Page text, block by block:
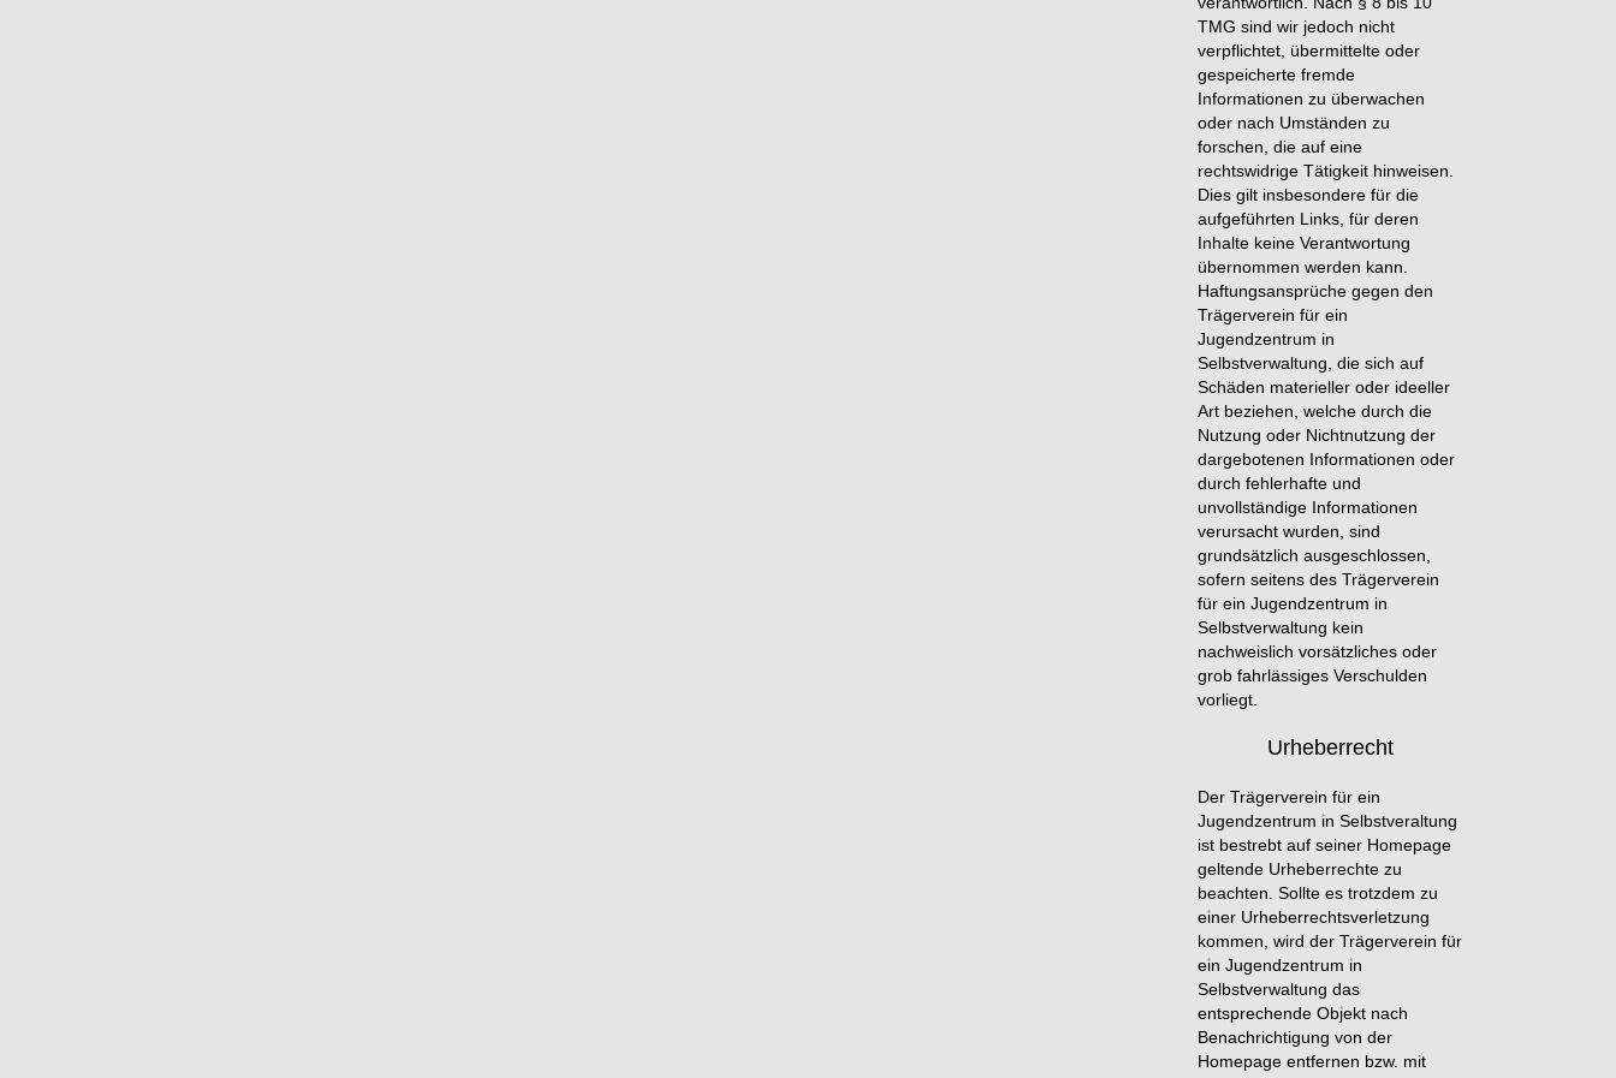
TMG sind wir jedoch nicht
verpflichtet, übermittelte oder
gespeicherte fremde
Informationen zu überwachen
oder nach Umständen zu
forschen, die auf eine
rechtswidrige Tätigkeit hinweisen.
Dies gilt insbesondere für die
aufgeführten Links, für deren
Inhalte keine Verantwortung
übernommen werden kann.
Haftungsansprüche gegen den
Trägerverein für ein
Jugendzentrum in
Selbstverwaltung, die sich auf
Schäden materieller oder ideeller
Art beziehen, welche durch die
Nutzung oder Nichtnutzung der
dargebotenen Informationen oder
durch fehlerhafte und
unvollständige Informationen
verursacht wurden, sind
grundsätzlich ausgeschlossen,
sofern seitens des Trägerverein
für ein Jugendzentrum in
Selbstverwaltung kein
nachweislich vorsätzliches oder
grob fahrlässiges Verschulden
vorliegt.
Urheberrecht
Der Trägerverein für ein
Jugendzentrum in Selbstveraltung
ist bestrebt auf seiner Homepage
geltende Urheberrechte zu
beachten. Sollte es trotzdem zu
einer Urheberrechtsverletzung
kommen, wird der Trägerverein für
ein Jugendzentrum in
Selbstverwaltung das
entsprechende Objekt nach
Benachrichtigung von der
Homepage entfernen bzw. mit